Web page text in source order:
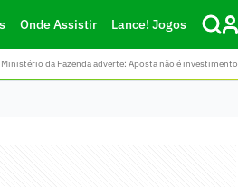
Onde Assistir Lance! Jogos
da Fazenda adverte: Aposta não é investimento